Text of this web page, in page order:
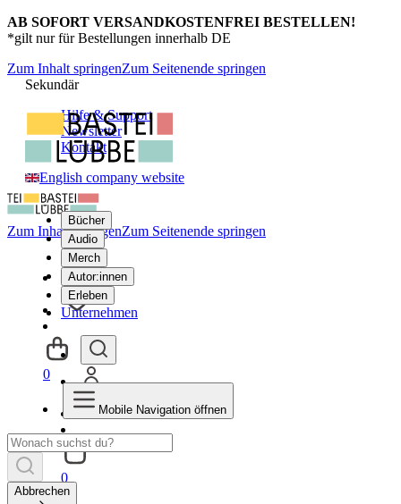
AB SOFORT VERSANDKOSTENFREI BESTELLEN!
*gilt nur für Bestellungen innerhalb DE
Zum Inhalt springenZum Seitenende springen
Sekundär
Hilfe & Support
Newsletter
Kontakt
English company website
Bücher
Audio
Merch
Autor:innen
Erleben
Unternehmen
0
Zum Inhalt springenZum Seitenende springen
0
Mobile Navigation öffnen
Abbrechen